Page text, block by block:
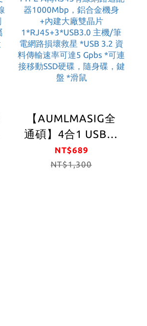
【AUMLMASIG全
通碩】4合1 USB-A
小型擴充網路RJ45
隨身集線器 / USB
NT$689
NT$1,300